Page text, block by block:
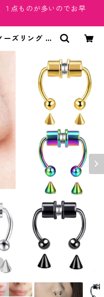
点ものが多いのでお早
ーズリング セ
ク鼻ピアス 鼻
らネット「に
る」